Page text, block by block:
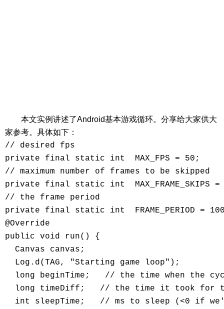
本文实例讲述了Android基本游戏循环。分享给大家供大
家参考。具体如下：
// desired fps
private final static int  MAX_FPS = 50;
// maximum number of frames to be skipped
private final static int  MAX_FRAME_SKIPS
// the frame period
private final static int  FRAME_PERIOD =
@Override
public void run() {
  Canvas canvas;
  Log.d(TAG, "Starting game loop");
long beginTime;   // the time when the
long timeDiff;   // the time it took for
int sleepTime;   // ms to sleep (<0 if